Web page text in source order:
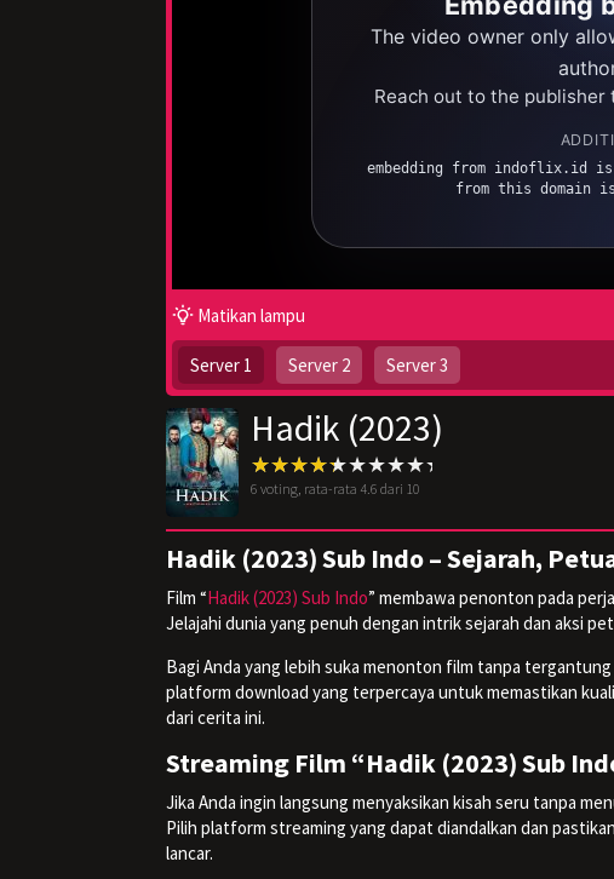
Matikan lampu
Server 1 Server 2 Server 3
Hadik (2023)
6 voting, rata-rata 4.6 dari 10
Hadik (2023) Sub Indo – Sejarah,
Film “Hadik (2023) Sub Indo” membawa penonton pada
Jelajahi dunia yang penuh dengan intrik sejarah dan aksi
Bagi Anda yang lebih suka menonton film tanpa
platform download yang terpercaya untuk memastikan
dari cerita ini.
Streaming Film “Hadik (2023) Sub
Jika Anda ingin langsung menyaksikan kisah seru tanpa
Pilih platform streaming yang dapat diandalkan dan
lancar.